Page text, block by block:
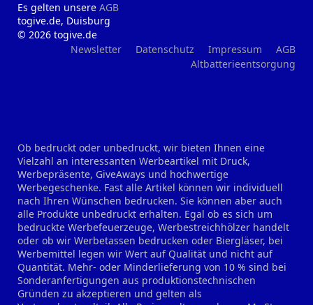
Es gelten unsere AGB
togive.de, Duisburg
© 2026 togive.de
Newsletter
Datenschutz Impressum
AGB
Altbatterieentsorgung
Ob bedruckt oder unbedruckt, wir bieten Ihnen eine
Vielzahl an interessanten Werbeartikel mit Druck,
Werbepräsente, GiveAways und hochwertige
Werbegeschenke. Fast alle Artikel können wir individuell
nach Ihren Wünschen bedrucken. Sie können aber auch
alle Produkte unbedruckt erhalten. Egal ob es sich um
bedruckte Werbefeuerzeuge, Werbestreichhölzer handelt
oder ob wir Werbetassen bedrucken oder Biergläser, bei
Werbemittel legen wir Wert auf Qualität und nicht auf
Quantität. Mehr- oder Minderlieferung von 10 % sind bei
Sonderanfertigungen aus produktionstechnischen
Gründen zu akzeptieren und gelten als